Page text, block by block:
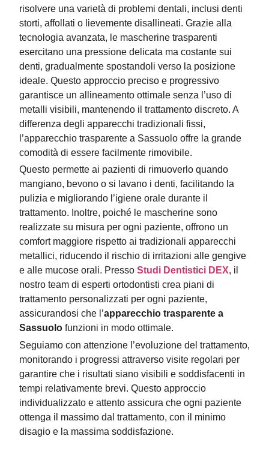
risolvere una varietà di problemi dentali, inclusi denti
storti, affollati o lievemente disallineati. Grazie alla
tecnologia avanzata, le mascherine trasparenti
esercitano una pressione delicata ma costante sui
denti, gradualmente spostandoli verso la posizione
ideale. Questo approccio preciso e progressivo
garantisce un allineamento ottimale senza l’uso di
metalli visibili, mantenendo il trattamento discreto. A
differenza degli apparecchi tradizionali fissi,
l’apparecchio trasparente a Sassuolo offre la grande
comodità di essere facilmente rimovibile.
Questo permette ai pazienti di rimuoverlo quando
mangiano, bevono o si lavano i denti, facilitando la
pulizia e migliorando l’igiene orale durante il
trattamento. Inoltre, poiché le mascherine sono
realizzate su misura per ogni paziente, offrono un
comfort maggiore rispetto ai tradizionali apparecchi
metallici, riducendo il rischio di irritazioni alle gengive
e alle mucose orali. Presso Studi Dentistici DEX, il
nostro team di esperti ortodontisti crea piani di
trattamento personalizzati per ogni paziente,
assicurandosi che l’apparecchio trasparente a
Sassuolo funzioni in modo ottimale.
Seguiamo con attenzione l’evoluzione del trattamento,
monitorando i progressi attraverso visite regolari per
garantire che i risultati siano visibili e soddisfacenti in
tempi relativamente brevi. Questo approccio
individualizzato e attento assicura che ogni paziente
ottenga il massimo dal trattamento, con il minimo
disagio e la massima soddisfazione.